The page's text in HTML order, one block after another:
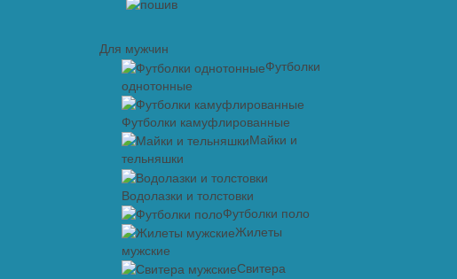
Для мужчин
Футболки
однотонные
Футболки камуфлированные
Майки и
тельняшки
Водолазки и толстовки
Футболки поло
Жилеты
мужские
Свитера